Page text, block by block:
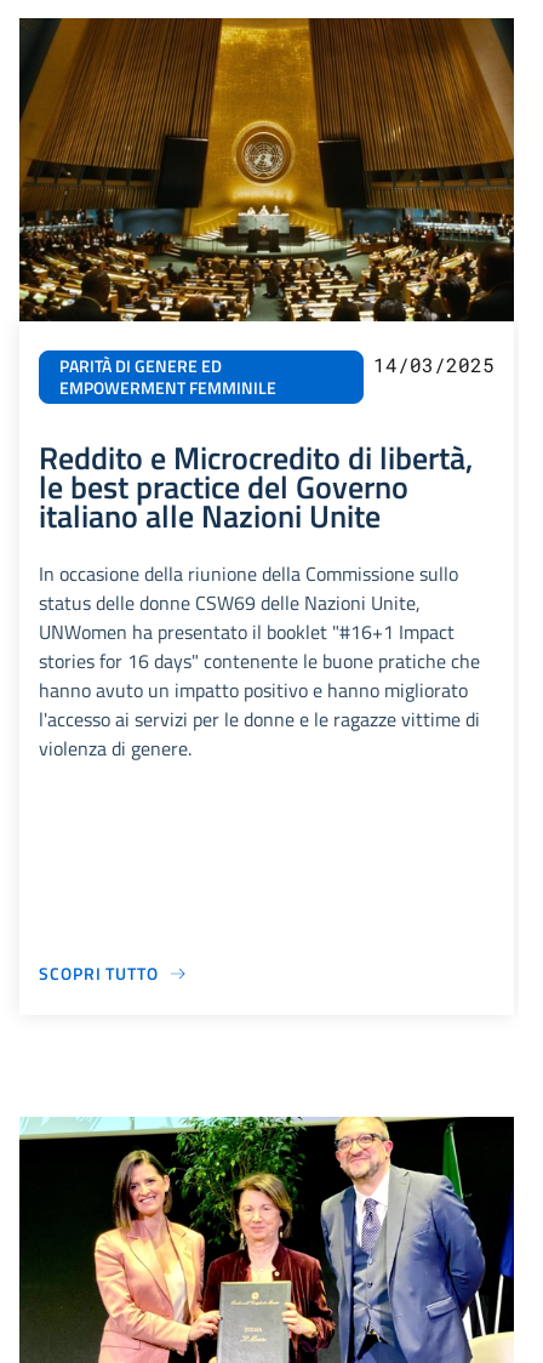
PARITÀ DI GENERE ED
EMPOWERMENT FEMMINILE
14/03/2025
Reddito e Microcredito di libertà,
le best practice del Governo
italiano alle Nazioni Unite
In occasione della riunione della Commissione sullo
status delle donne CSW69 delle Nazioni Unite,
UNWomen ha presentato il booklet "#16+1 Impact
stories for 16 days" contenente le buone pratiche che
hanno avuto un impatto positivo e hanno migliorato
l'accesso ai servizi per le donne e le ragazze vittime di
violenza di genere.
SCOPRI TUTTO